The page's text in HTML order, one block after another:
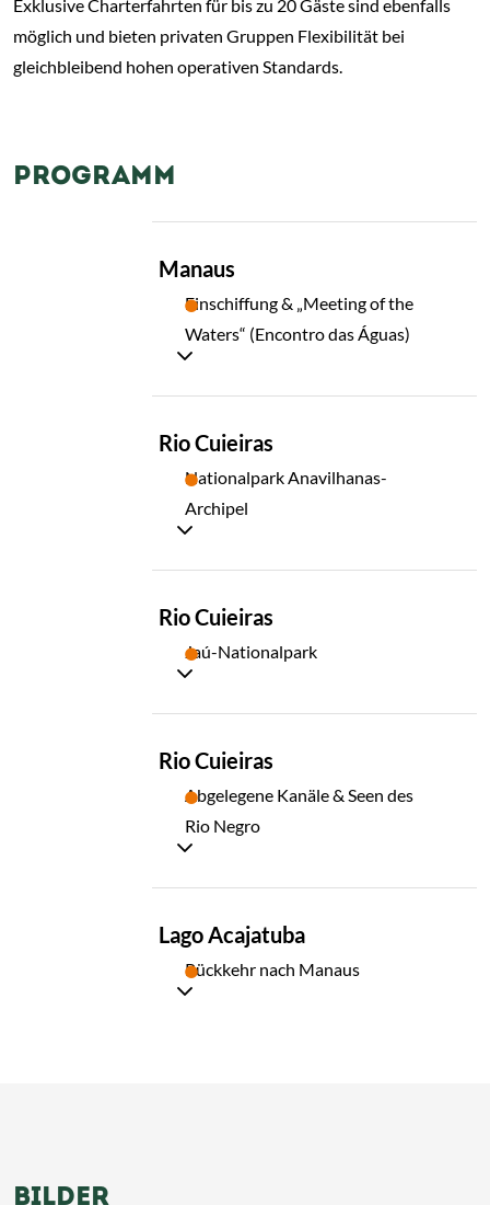
Exklusive Charterfahrten für bis zu 20 Gäste sind ebenfalls
möglich und bieten privaten Gruppen Flexibilität bei
gleichbleibend hohen operativen Standards.
PROGRAMM
Manaus
Einschiffung & „Meeting of the
Waters“ (Encontro das Águas)
Rio Cuieiras
Nationalpark Anavilhanas-
Archipel
Rio Cuieiras
Jaú-Nationalpark
Rio Cuieiras
Abgelegene Kanäle & Seen des
Rio Negro
Lago Acajatuba
Rückkehr nach Manaus
BILDER